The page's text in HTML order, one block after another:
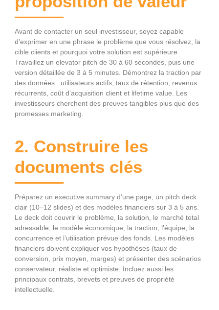
Avant de contacter un seul investisseur, soyez capable
d’exprimer en une phrase le problème que vous résolvez, la
cible clients et pourquoi votre solution est supérieure.
Travaillez un elevator pitch de 30 à 60 secondes, puis une
version détaillée de 3 à 5 minutes. Démontrez la traction par
des données : utilisateurs actifs, taux de rétention, revenus
récurrents, coût d’acquisition client et lifetime value. Les
investisseurs cherchent des preuves tangibles plus que des
promesses marketing.
2. Construire les
documents clés
Préparez un executive summary d’une page, un pitch deck
clair (10–12 slides) et des modèles financiers sur 3 à 5 ans.
Le deck doit couvrir le problème, la solution, le marché total
adressable, le modèle économique, la traction, l’équipe, la
concurrence et l’utilisation prévue des fonds. Les modèles
financiers doivent expliquer vos hypothèses (taux de
conversion, prix moyen, marges) et présenter des scénarios
conservateur, réaliste et optimiste. Incluez aussi les
principaux contrats, brevets et preuves de propriété
intellectuelle.